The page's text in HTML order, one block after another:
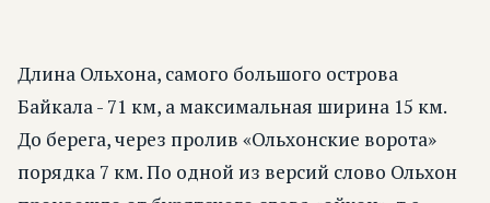
Длина Ольхона, самого большого острова
Байкала - 71 км, а максимальная ширина 15 км.
До берега, через пролив «Ольхонские ворота»
порядка 7 км. По одной из версий слово Ольхон